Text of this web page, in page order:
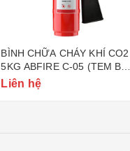
BÌNH CHỮA CHÁY KHÍ CO2
5KG ABFIRE C-05 (TEM BỘ
CÔNG AN)
Liên hệ